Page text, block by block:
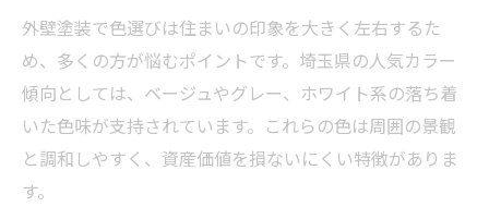
外壁塗装で色選びは住まいの印象を大きく左右するた
め、多くの方が悩むポイントです。埼玉県の人気カラー
傾向としては、ベージュやグレー、ホワイト系の落ち着
いた色味が支持されています。これらの色は周囲の景観
と調和しやすく、資産価値を損ないにくい特徴がありま
す。